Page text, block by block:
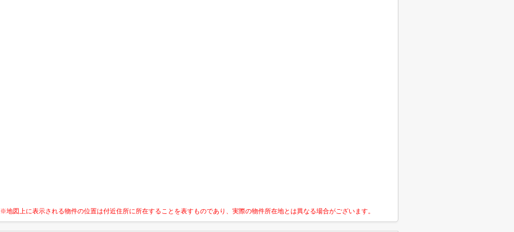
※地図上に表示される物件の位置は付近住所に所在することを表すものであり、実際の物件所在地とは異なる場合がございます。